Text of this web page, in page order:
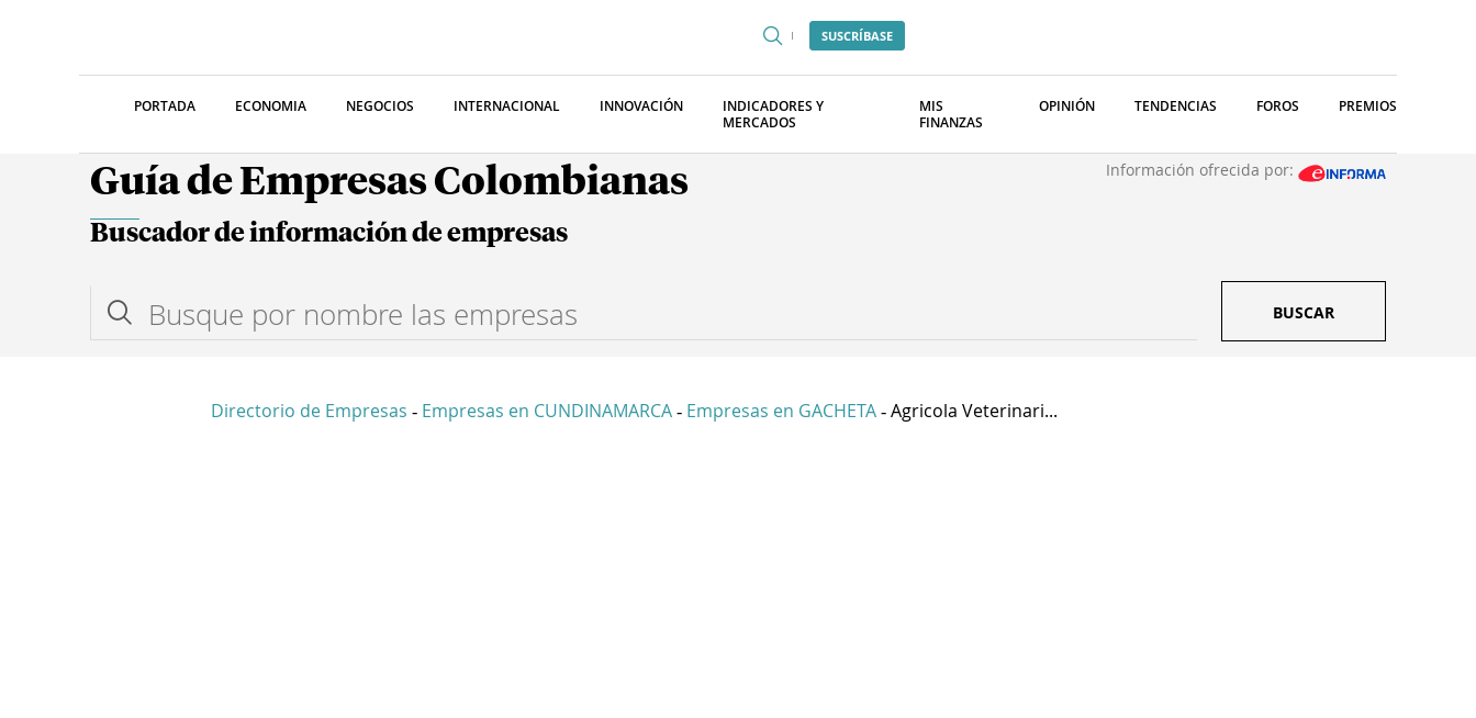
SUSCRÍBASE
PORTADA ECONOMIA NEGOCIOS INTERNACIONAL INNOVACIÓN
INDICADORES Y
MERCADOS
MIS
FINANZAS
OPINIÓN TENDENCIAS FOROS PREMIOS
Guía de Empresas Colombianas Información ofrecida por:
Buscador de información de empresas
BUSCAR
Directorio de Empresas - Empresas en CUNDINAMARCA - Empresas en GACHETA - Agricola Veterinari...